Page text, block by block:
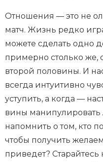
Отношения — это не
матч. Жизнь редко
можете сделать одно
примерно столько же,
второй половины. И
всегда интуитивно
уступить, а когда —
вины манипулировать
напомнить о том, кто
чтобы получить
приведет?